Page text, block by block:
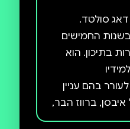
דאג סולטד.
החמישים
בתיכון. הוא
בהם עניין
ברווז הבר,